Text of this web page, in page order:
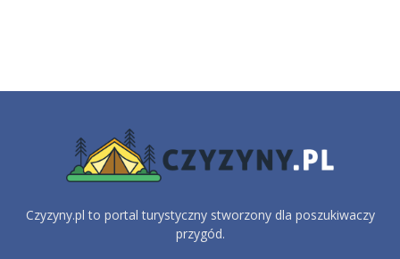
Czyzyny.pl to portal turystyczny stworzony dla poszukiwaczy
przygód.